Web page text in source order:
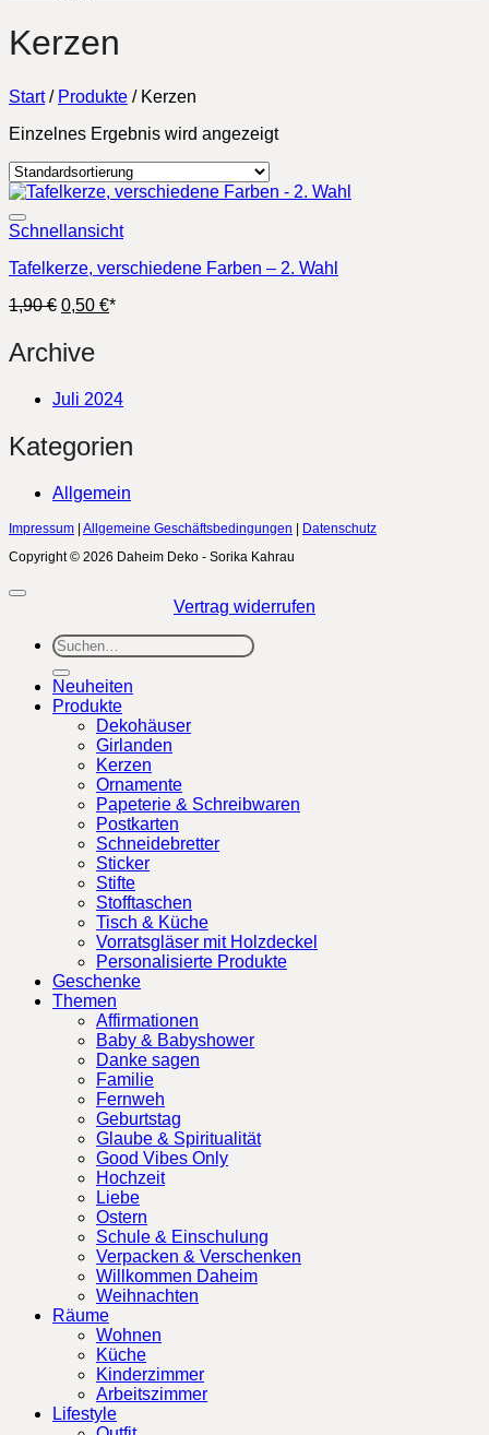
Kerzen
Start / Produkte /Kerzen
Einzelnes Ergebnis wird angezeigt
Schnellansicht
Tafelkerze, verschiedene Farben – 2. Wahl
1,90€ Ursprünglicher
war:
1,90 €
0,50 €Aktueller
*
Archive
Juli 2024
Kategorien
Allgemein
Impressum | Allgemeine Geschäftsbedingungen | Datenschutz
Copyright © 2026 Daheim Deko - Sorika Kahrau
Vertrag widerrufen
Suchen
nach:
Neuheiten
Produkte
Dekohäuser
Girlanden
Kerzen
Ornamente
Papeterie & Schreibwaren
Postkarten
Schneidebretter
Sticker
Stifte
Stofftaschen
Tisch & Küche
Vorratsgläser mit Holzdeckel
Personalisierte Produkte
Geschenke
Themen
Affirmationen
Baby & Babyshower
Danke sagen
Familie
Fernweh
Geburtstag
Glaube & Spiritualität
Good Vibes Only
Hochzeit
Liebe
Ostern
Schule & Einschulung
Verpacken & Verschenken
Willkommen Daheim
Weihnachten
Räume
Wohnen
Küche
Kinderzimmer
Arbeitszimmer
Lifestyle